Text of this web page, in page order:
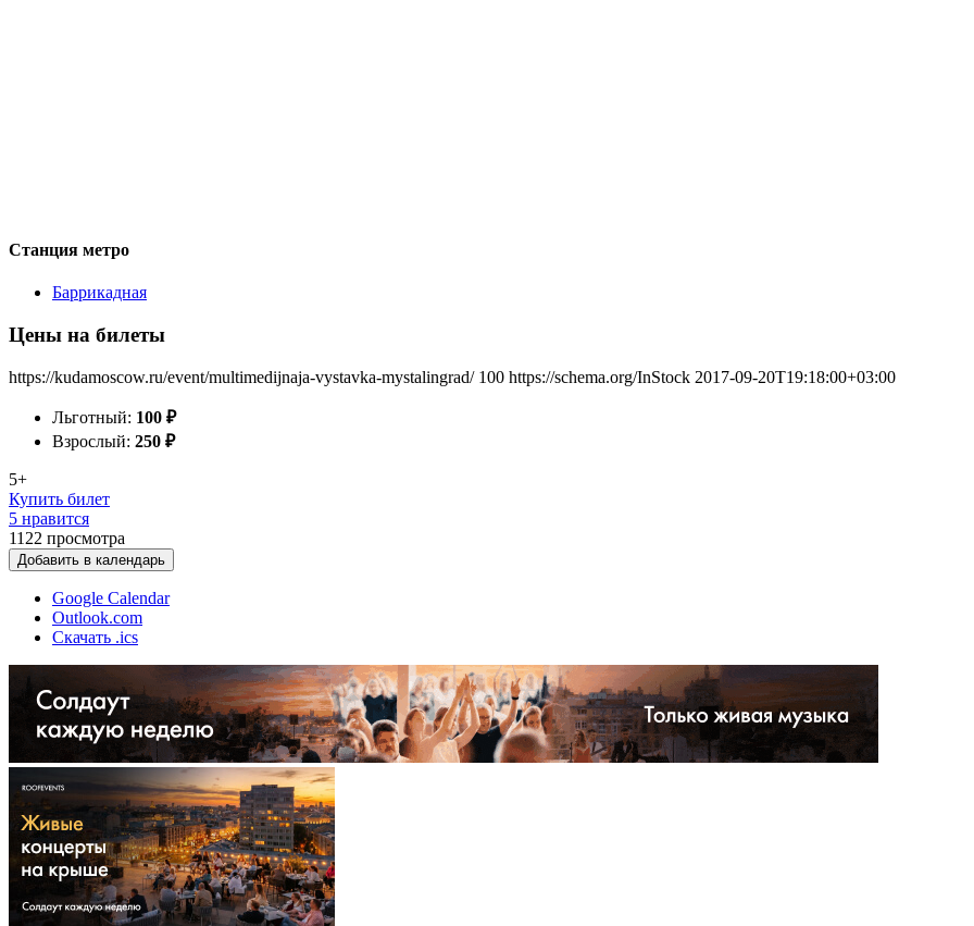
Станция метро
Баррикадная
Цены на билеты
https://kudamoscow.ru/event/multimedijnaja-vystavka-mystalingrad/ 100 https://schema.org/InStock 2017-09-20T19:18:00+03:00
Льготный: 100 ₽
Взрослый: 250 ₽
5+
Купить билет
5 нравится
1122 просмотра
Добавить в календарь
Google Calendar
Outlook.com
Скачать .ics